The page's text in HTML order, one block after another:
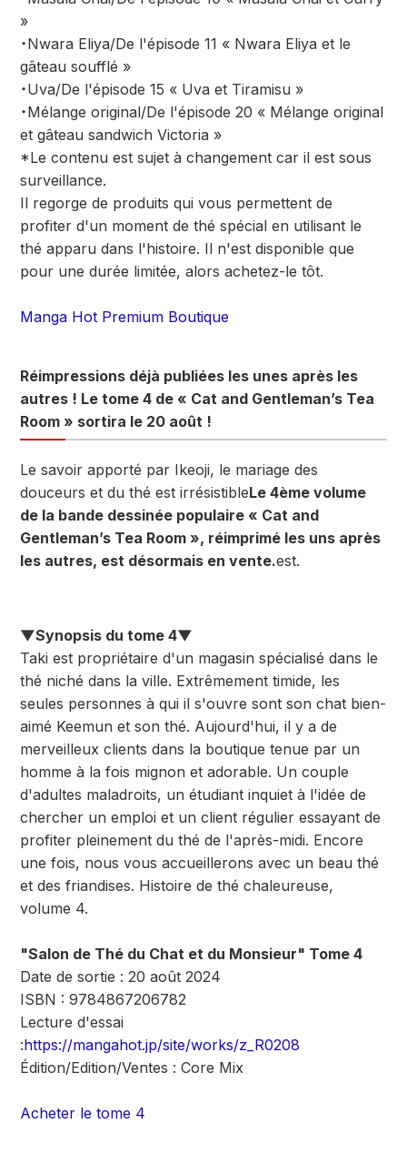
»
・Nwara Eliya/De l'épisode 11 « Nwara Eliya et le
gâteau soufflé »
・Uva/De l'épisode 15 « Uva et Tiramisu »
・Mélange original/De l'épisode 20 « Mélange original
et gâteau sandwich Victoria »
*Le contenu est sujet à changement car il est sous
surveillance.
Il regorge de produits qui vous permettent de
profiter d'un moment de thé spécial en utilisant le
thé apparu dans l'histoire. Il n'est disponible que
pour une durée limitée, alors achetez-le tôt.
Manga Hot Premium Boutique
Réimpressions déjà publiées les unes après les
autres ! Le tome 4 de « Cat and Gentleman’s Tea
Room » sortira le 20 août !
Le savoir apporté par Ikeoji, le mariage des
douceurs et du thé est irrésistibleLe 4ème volume
de la bande dessinée populaire « Cat and
Gentleman’s Tea Room », réimprimé les uns après
les autres, est désormais en vente.est.
▼Synopsis du tome 4▼
Taki est propriétaire d'un magasin spécialisé dans le
thé niché dans la ville. Extrêmement timide, les
seules personnes à qui il s'ouvre sont son chat bien-
aimé Keemun et son thé. Aujourd'hui, il y a de
merveilleux clients dans la boutique tenue par un
homme à la fois mignon et adorable. Un couple
d'adultes maladroits, un étudiant inquiet à l'idée de
chercher un emploi et un client régulier essayant de
profiter pleinement du thé de l'après-midi. Encore
une fois, nous vous accueillerons avec un beau thé
et des friandises. Histoire de thé chaleureuse,
volume 4.
"Salon de Thé du Chat et du Monsieur" Tome 4
Date de sortie : 20 août 2024
ISBN : 9784867206782
Lecture d'essai
:https://mangahot.jp/site/works/z_R0208
Édition/Edition/Ventes : Core Mix
Acheter le tome 4